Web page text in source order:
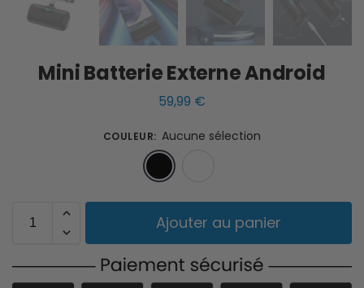
Mini Batterie Externe Android
59,99 €
COULEUR: Aucune sélection
Ajouter au panier